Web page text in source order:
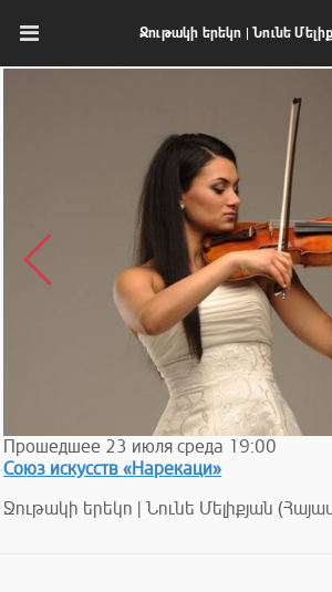
Ջութակի երեկո | Նունե
Прошедшее 23 июля среда 19:00
Союз искусств «Нарекаци»
Ջութակի երեկո | Նունե Մելիքյան